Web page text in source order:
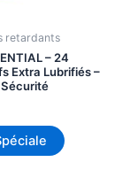
retardants
– 24
Extra Lubrifiés –